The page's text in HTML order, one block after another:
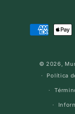
Formas
© 2026,
Política